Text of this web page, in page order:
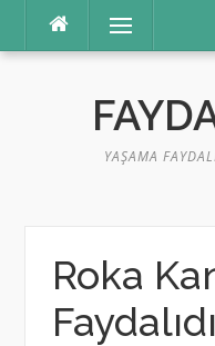
Menü
YAŞAMA
Roka